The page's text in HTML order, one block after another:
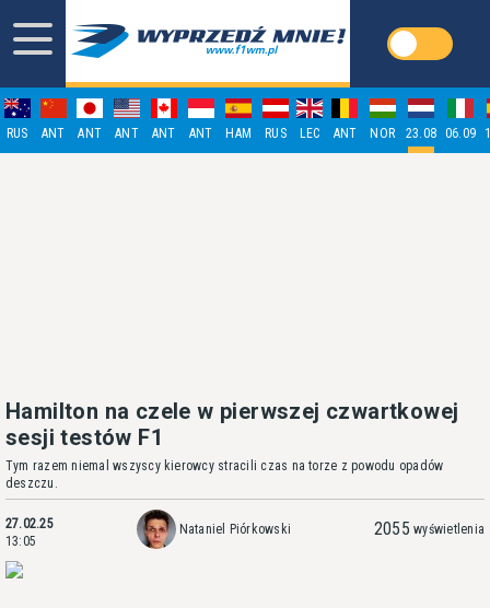
RUS ANT ANT ANT ANT ANT HAM RUS LEC ANT NOR 23.08 06.09
Hamilton na czele w pierwszej czwartkowej
sesji testów F1
Tym razem niemal wszyscy kierowcy stracili czas na torze z powodu opadów
deszczu.
27.02.25
13:05
Nataniel Piórkowski 2055 wyświetlenia